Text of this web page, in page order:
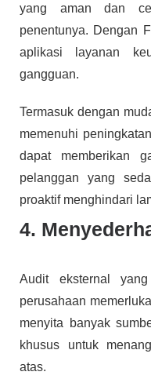
yang aman dan
penentunya. Dengan
aplikasi layanan
gangguan.
Termasuk dengan
memenuhi
dapat memberikan
pelanggan yang
proaktif menghindari
4.
Audit eksternal
perusahaan
menyita banyak
khusus untuk
atas.